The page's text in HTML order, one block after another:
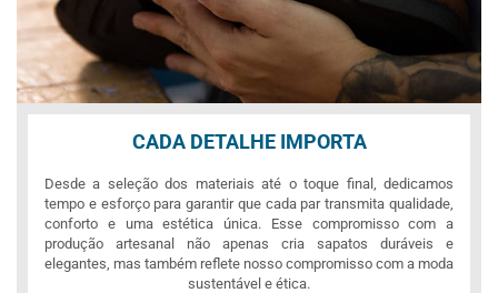
CADA DETALHE IMPORTA
Desde a seleção dos materiais até o toque final, dedicamos
tempo e esforço para garantir que cada par transmita qualidade,
conforto e uma estética única. Esse compromisso com a
produção artesanal não apenas cria sapatos duráveis e
elegantes, mas também reflete nosso compromisso com a moda
sustentável e ética.